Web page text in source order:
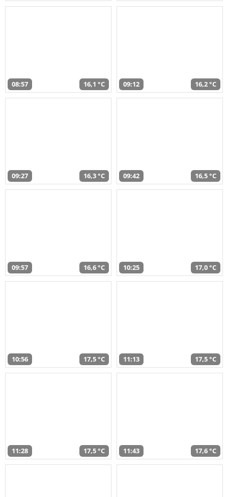
08:57 16,1 °C 09:12 16,2 °C
09:27 16,3 °C 09:42 16,5 °C
09:57 16,6 °C 10:25 17,0 °C
10:56 17,5 °C 11:13 17,5 °C
11:28 17,5 °C 11:43 17,6 °C